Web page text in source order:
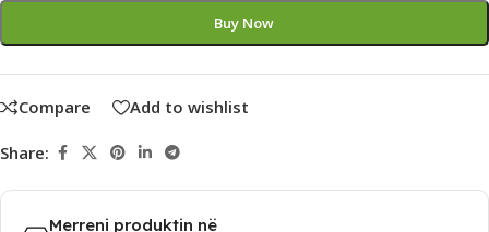
Buy Now
Compare Add to wishlist
Share:
Merreni produktin në